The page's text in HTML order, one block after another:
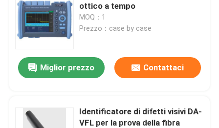
ottico a tempo
MOQ：1
Prezzo：case by case
Miglior prezzo Contattaci
Identificatore di difetti visivi DA-
VFL per la prova della fibra